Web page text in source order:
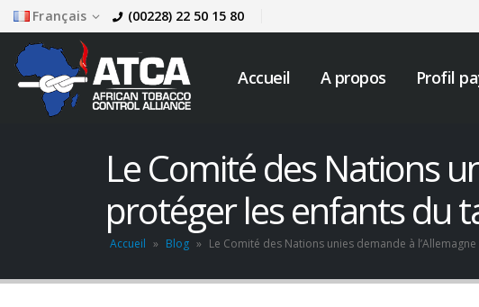
Français (00228) 22 50 15 80
Accueil A propos Profil
Le Comité des Nations
protéger les enfants du
Accueil » Blog » Le Comité des Nations unies demande à